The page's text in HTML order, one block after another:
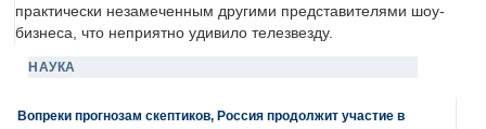
практически незамеченным другими представителями шоу-
бизнеса, что неприятно удивило телезвезду.
НАУКА
Вопреки прогнозам скептиков, Россия продолжит участие в